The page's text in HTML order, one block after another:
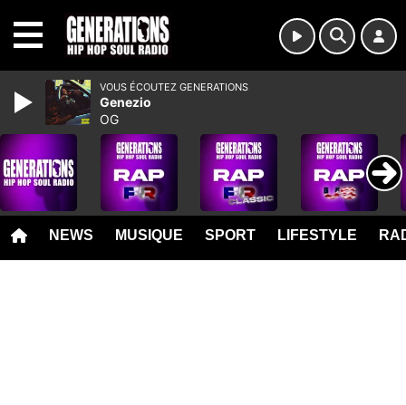
NEWS MUSIQUE SPORT LIFESTYLE
VOUS ÉCOUTEZ GENERATIONS
Genezio
OG